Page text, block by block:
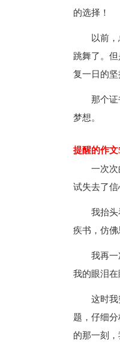
的选择！
以前
跳舞了。
复一日的坚
那个
梦想。
提醒的作文
一次
试失去了信
我抬
疾书，仿佛
我再一
我的眼泪在
这时
题，仔细
的那一刻